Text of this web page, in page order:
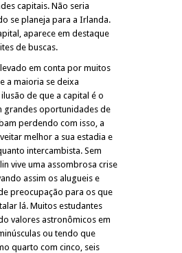
capitais. Não seria
se planeja para a Irlanda.
aparece em destaque
de buscas.
em conta por muitos
a maioria se deixa
de que a capital é o
grandes oportunidades de
perdendo com isso, a
melhor a sua estadia e
intercambista. Sem
vive uma assombrosa crise
assim os alugueis e
preocupação para os que
lá. Muitos estudantes
valores astronômicos em
ou tendo que
quarto com cinco, seis